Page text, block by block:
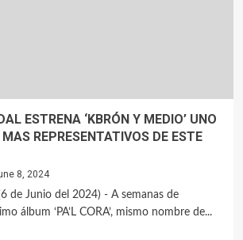
ESTRENA ‘KBRÓN Y MEDIO’ UNO
REPRESENTATIVOS DE ESTE
8, 2024
de Junio del 2024) - A semanas de
álbum ‘PA’L CORA’, mismo nombre de...